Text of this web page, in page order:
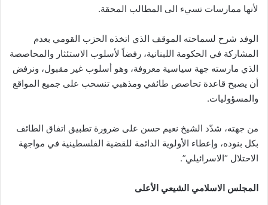
لأنها ممارسات تسيء الى المطالب المحقة.
الوفد شرح لسماحته الموقف الذي اتخذه الحزب القومي بعدم
المشاركة في الحكومة اللبنانية، رفضاً لأسلوب الاستئثار والمحاصصة
الذي مارسته جهة سياسية معروفة، وهو أسلوب غير مقبول، ونرفض
أن يصبح قاعدة تحاصص طائفي ومذهبي تنسحب على جميع المواقع
والمسؤوليات.
من جهته، شدّد الشيخ نعيم حسن على ضرورة تطبيق اتفاق الطائف
بكل بنوده، وإعطاء الأولوية الدائمة للقضية الفلسطينية في مواجهة
الاحتلال “الاسرائيلي”.
المجلس الاسلامي الشيعي الأعلى